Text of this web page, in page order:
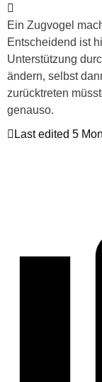
Ein Zugvogel
Entscheidend ist
Unterstützung
ändern, selbst
zurücktreten
genauso.
Last edited 5